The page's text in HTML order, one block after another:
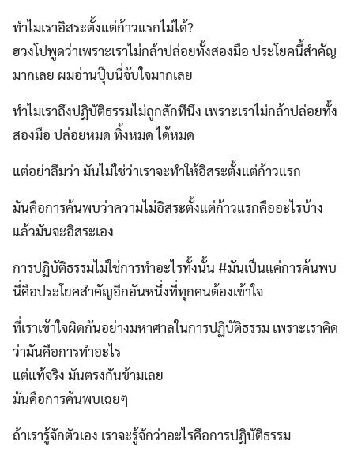
ทำไมเราอิสระตั้งแต่ก้าวแรกไม่ได้?
ฮวงโปพูดว่าเพราะเราไม่กล้าปล่อยทั้งสองมือ ประโยคนี้สำคัญ
มากเลย ผมอ่านปุ๊บนี่จับใจมากเลย
ทำไมเราถึงปฏิบัติธรรมไม่ถูกสักทีนึง เพราะเราไม่กล้าปล่อยทั้ง
สองมือ ปล่อยหมด ทิ้งหมด ได้หมด
แต่อย่าลืมว่า มันไม่ใช่ว่าเราจะทำให้อิสระตั้งแต่ก้าวแรก
มันคือการค้นพบว่าความไม่อิสระตั้งแต่ก้าวแรกคืออะไรบ้าง
แล้วมันจะอิสระเอง
การปฏิบัติธรรมไม่ใช่การทำอะไรทั้งนั้น #มันเป็นแค่การค้นพบ
นี่คือประโยคสำคัญอีกอันหนึ่งที่ทุกคนต้องเข้าใจ
ที่เราเข้าใจผิดกันอย่างมหาศาลในการปฏิบัติธรรม เพราะเราคิด
ว่ามันคือการทำอะไร
แต่แท้จริง มันตรงกันข้ามเลย
มันคือการค้นพบเฉยๆ
ถ้าเรารู้จักตัวเอง เราจะรู้จักว่าอะไรคือการปฏิบัติธรรม